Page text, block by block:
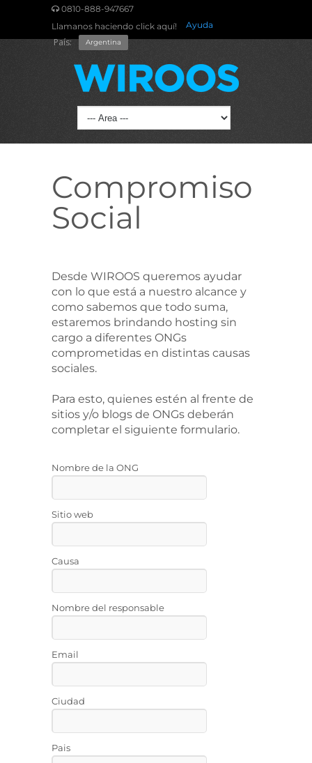
0810-888-947667
Llamanos haciendo click aquí!
Ayuda
País: Argentina
Compromiso
Social
Desde WIROOS queremos ayudar
con lo que está a nuestro alcance y
como sabemos que todo suma,
estaremos brindando hosting sin
cargo a diferentes ONGs
comprometidas en distintas causas
sociales.
Para esto, quienes estén al frente de
sitios y/o blogs de ONGs deberán
completar el siguiente formulario.
Nombre de la ONG
Sitio web
Causa
Nombre del responsable
Email
Ciudad
Pais